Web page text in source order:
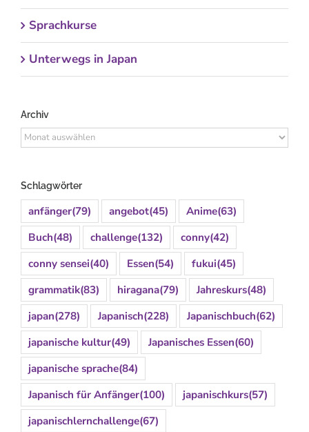
Sprachkurse
Unterwegs in Japan
Archiv
Archiv
Schlagwörter
anfänger(79) angebot(45) Anime(63)
Buch(48) challenge(132) conny(42)
conny sensei(40) Essen(54) fukui(45)
grammatik(83) hiragana(79) Jahreskurs(48)
japan(278) Japanisch(228) Japanischbuch(62)
japanische kultur(49) Japanisches Essen(60)
japanische sprache(84)
Japanisch für Anfänger(100) japanischkurs(57)
japanischlernchallenge(67)